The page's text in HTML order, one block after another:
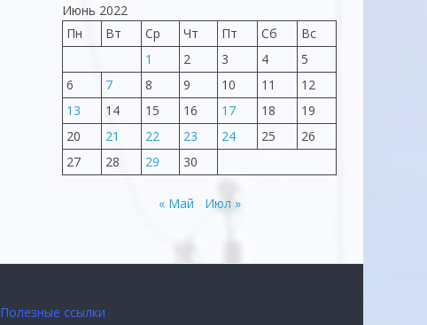
Июнь 2022
Пн
Вт Ср Чт Пт Сб
Вс
1
2 3 4
5
6
7 8 9 10 11
12
13
14 15 16 17 18
19
20
21 22 23 24 25
26
27
28 29 30
« Май Июл »
Полезные ссылки